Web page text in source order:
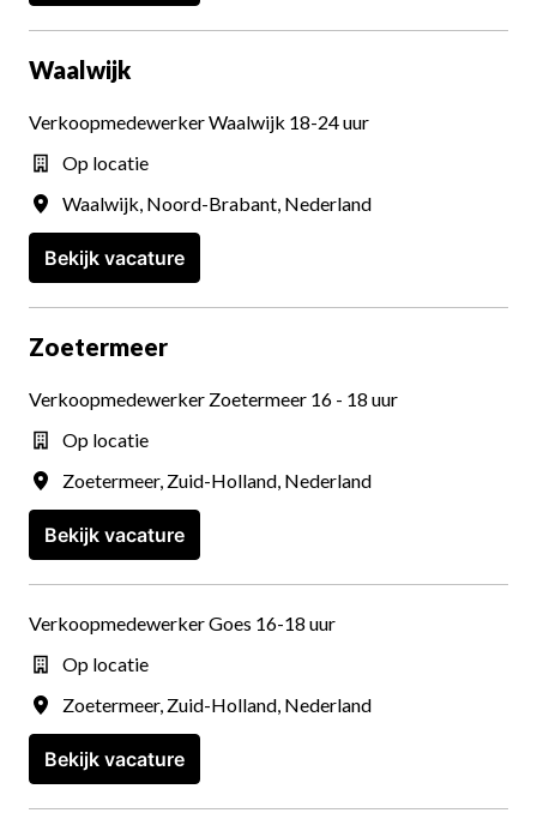
Waalwijk
Verkoopmedewerker Waalwijk 18-24 uur
Op locatie
Waalwijk, Noord-Brabant, Nederland
Bekijk vacature
Zoetermeer
Verkoopmedewerker Zoetermeer 16 - 18 uur
Op locatie
Zoetermeer, Zuid-Holland, Nederland
Bekijk vacature
Verkoopmedewerker Goes 16-18 uur
Op locatie
Zoetermeer, Zuid-Holland, Nederland
Bekijk vacature